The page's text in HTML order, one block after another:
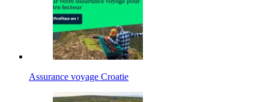
Assurance voyage Croatie